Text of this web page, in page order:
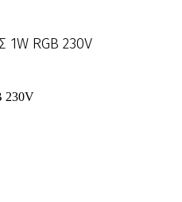
RGB 230V